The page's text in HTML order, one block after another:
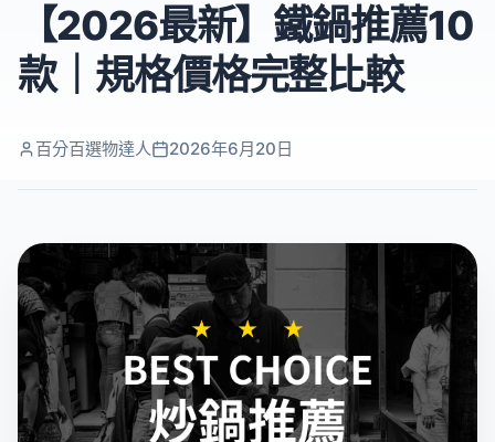
【2026最新】鐵鍋推薦10
款｜規格價格完整比較
百分百選物達人 2026年6月20日